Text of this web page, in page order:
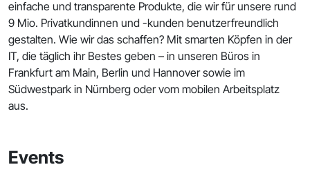
einfache und transparente Produkte, die wir für unsere rund
9 Mio. Privatkundinnen und -kunden benutzerfreundlich
gestalten. Wie wir das schaffen? Mit smarten Köpfen in der
IT, die täglich ihr Bestes geben – in unseren Büros in
Frankfurt am Main, Berlin und Hannover sowie im
Südwestpark in Nürnberg oder vom mobilen Arbeitsplatz
aus.
Events